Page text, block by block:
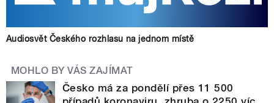
Audiosvět Českého rozhlasu na jednom místě
MOHLO BY VÁS ZAJÍMAT
Česko má za pondělí přes 11 500